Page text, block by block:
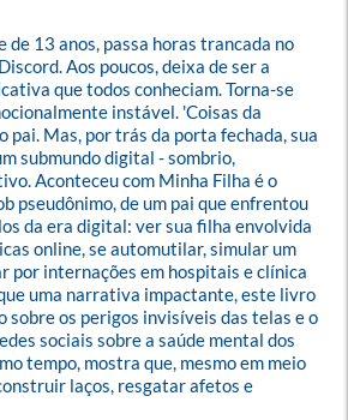
de 13 anos, passa horas trancada no
Aos poucos, deixa de ser a
que todos conheciam. Torna-se
instável. 'Coisas da
pai. Mas, por trás da porta fechada, sua
submundo digital - sombrio,
Aconteceu com Minha Filha é o
pseudônimo, de um pai que enfrentou
da era digital: ver sua filha envolvida
online, se automutilar, simular um
por internações em hospitais e clínica
uma narrativa impactante, este livro
sobre os perigos invisíveis das telas e o
sociais sobre a saúde mental dos
tempo, mostra que, mesmo em meio
laços, resgatar afetos e